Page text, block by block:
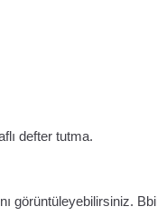
defter tutma.
görüntüleyebilirsiniz.